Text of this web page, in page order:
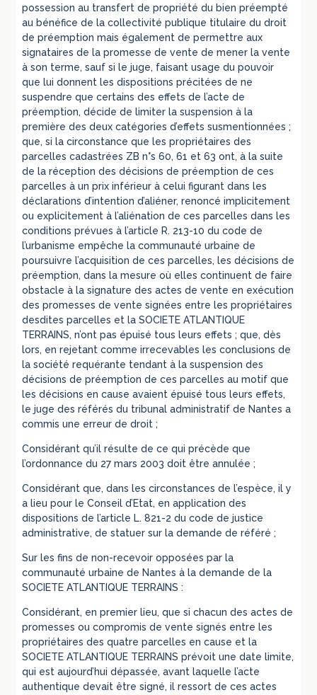
possession au transfert de propriété du bien préempté
au bénéfice de la collectivité publique titulaire du droit
de préemption mais également de permettre aux
signataires de la promesse de vente de mener la vente
à son terme, sauf si le juge, faisant usage du pouvoir
que lui donnent les dispositions précitées de ne
suspendre que certains des effets de l’acte de
préemption, décide de limiter la suspension à la
première des deux catégories d’effets susmentionnées ;
que, si la circonstance que les propriétaires des
parcelles cadastrées ZB n°s 60, 61 et 63 ont, à la suite
de la réception des décisions de préemption de ces
parcelles à un prix inférieur à celui figurant dans les
déclarations d’intention d’aliéner, renoncé implicitement
ou explicitement à l’aliénation de ces parcelles dans les
conditions prévues à l’article R. 213-10 du code de
l’urbanisme empêche la communauté urbaine de
poursuivre l’acquisition de ces parcelles, les décisions de
préemption, dans la mesure où elles continuent de faire
obstacle à la signature des actes de vente en exécution
des promesses de vente signées entre les propriétaires
desdites parcelles et la SOCIETE ATLANTIQUE
TERRAINS, n’ont pas épuisé tous leurs effets ; que, dès
lors, en rejetant comme irrecevables les conclusions de
la société requérante tendant à la suspension des
décisions de préemption de ces parcelles au motif que
les décisions en cause avaient épuisé tous leurs effets,
le juge des référés du tribunal administratif de Nantes a
commis une erreur de droit ;
Considérant qu’il résulte de ce qui précède que
l’ordonnance du 27 mars 2003 doit être annulée ;
Considérant que, dans les circonstances de l’espèce, il y
a lieu pour le Conseil d’Etat, en application des
dispositions de l’article L. 821-2 du code de justice
administrative, de statuer sur la demande de référé ;
Sur les fins de non-recevoir opposées par la
communauté urbaine de Nantes à la demande de la
SOCIETE ATLANTIQUE TERRAINS :
Considérant, en premier lieu, que si chacun des actes de
promesses ou compromis de vente signés entre les
propriétaires des quatre parcelles en cause et la
SOCIETE ATLANTIQUE TERRAINS prévoit une date limite,
qui est aujourd’hui dépassée, avant laquelle l’acte
authentique devait être signé, il ressort de ces actes